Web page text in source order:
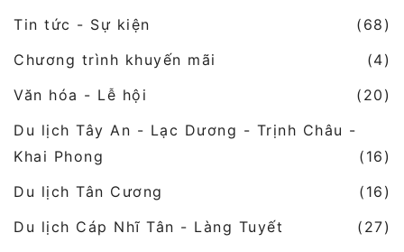
Tin tức - Sự kiện
(68)
Chương trình khuyến mãi
(4)
Văn hóa - Lễ hội
(20)
Du lịch Tây An - Lạc Dương - Trịnh Châu -
Khai Phong
(16)
Du lịch Tân Cương
(16)
Du lịch Cáp Nhĩ Tân - Làng Tuyết
(27)